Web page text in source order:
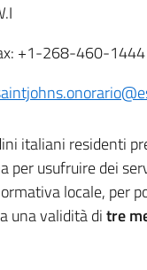
+1-268-460-1444
italiani residenti
per usufruire dei
locale, per
una validità ditre